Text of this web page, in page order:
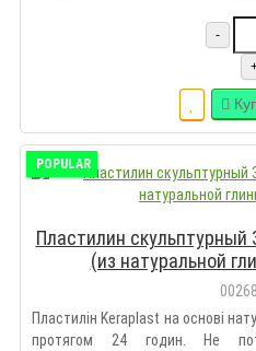
-
POPULAR
Пластилин скульптурный
(из натуральной
Пластилін Keraplast на основі
протягом 24 годин. Не